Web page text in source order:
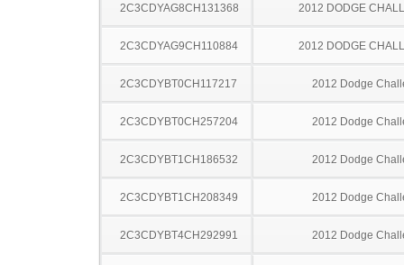
2C3CDYAG8CH131368 2012 DODGE
2C3CDYAG9CH110884 2012 DODGE
2C3CDYBT0CH117217 2012 Dodge
2C3CDYBT0CH257204 2012 Dodge
2C3CDYBT1CH186532 2012 Dodge
2C3CDYBT1CH208349 2012 Dodge
2C3CDYBT4CH292991 2012 Dodge